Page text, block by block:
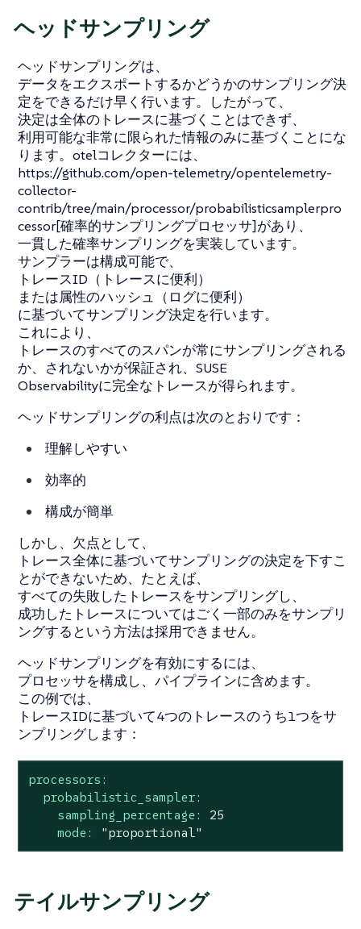
ヘッドサンプリング
ヘッドサンプリングは、
データをエクスポートするかどうかのサンプリング決
定をできるだけ早く行います。したがって、
決定は全体のトレースに基づくことはできず、
利用可能な非常に限られた情報のみに基づくことにな
ります。otelコレクターには、
https://github.com/open-telemetry/opentelemetry-
collector-
contrib/tree/main/processor/probabilisticsamplerpro
cessor[確率的サンプリングプロセッサ]があり、
一貫した確率サンプリングを実装しています。
サンプラーは構成可能で、
トレースID（トレースに便利）
または属性のハッシュ（ログに便利）
に基づいてサンプリング決定を行います。
これにより、
トレースのすべてのスパンが常にサンプリングされる
か、されないかが保証され、SUSE
Observabilityに完全なトレースが得られます。
ヘッドサンプリングの利点は次のとおりです：
理解しやすい
効率的
構成が簡単
しかし、欠点として、
トレース全体に基づいてサンプリングの決定を下すこ
とができないため、たとえば、
すべての失敗したトレースをサンプリングし、
成功したトレースについてはごく一部のみをサンプリ
ングするという方法は採用できません。
ヘッドサンプリングを有効にするには、
プロセッサを構成し、パイプラインに含めます。
この例では、
トレースIDに基づいて4つのトレースのうち1つをサ
ンプリングします：
processors:
probabilistic_sampler:
sampling_percentage:
25
mode:
"proportional"
テイルサンプリング